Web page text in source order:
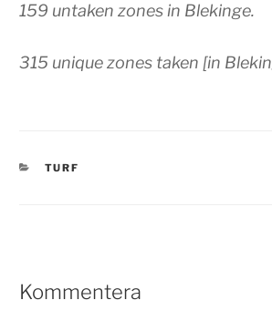
159 untaken zones in Blekinge.
315 unique zones taken [in
KATEGORIER
TURF
Kommentera